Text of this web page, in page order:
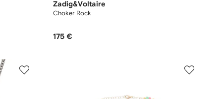
Zadig&Voltaire
Choker Rock
175 €